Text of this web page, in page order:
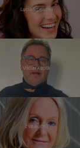
Lucia Siposová
Václav Kopta
Eva Jiřičná